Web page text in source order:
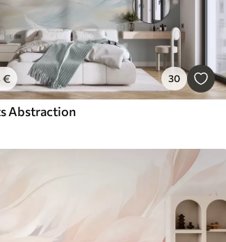
€ 30
Abstraction